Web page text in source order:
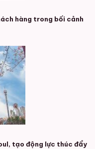
hàng trong bối cảnh
tạo động lực thúc đẩy